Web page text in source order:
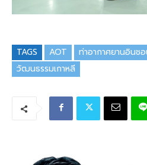
TAGS AOT ท่าอากาศยานอินช
วัฒนธรรมเกาหลี